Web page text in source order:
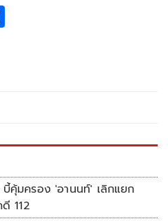
คุ้มครอง 'อานนท์' เลิกแยก
112